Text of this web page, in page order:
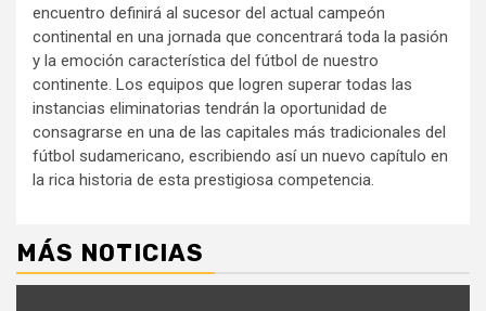
encuentro definirá al sucesor del actual campeón
continental en una jornada que concentrará toda la pasión
y la emoción característica del fútbol de nuestro
continente. Los equipos que logren superar todas las
instancias eliminatorias tendrán la oportunidad de
consagrarse en una de las capitales más tradicionales del
fútbol sudamericano, escribiendo así un nuevo capítulo en
la rica historia de esta prestigiosa competencia.
MÁS NOTICIAS